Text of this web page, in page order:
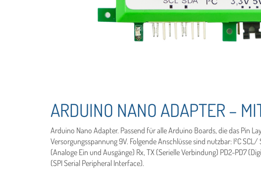
ARDUINO NANO ADAPTER –
Arduino Nano Adapter. Passend für alle Arduino Boards, die das Pin
Versorgungsspannung 9V. Folgende Anschlüsse sind nutzbar: I²C
(Analoge Ein und Ausgänge) Rx, TX (Serielle Verbindung) PD2-PD7
(SPI Serial Peripheral Interface).